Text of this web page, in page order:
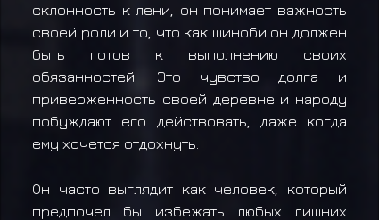
склонность к лени, он понимает важность
своей роли и то, что как шиноби он должен
быть готов к выполнению своих
обязанностей. Это чувство долга и
приверженность своей деревне и народу
побуждают его действовать, даже когда
ему хочется отдохнуть.
Он часто выглядит как человек, который
предпочёл бы избежать любых лишних